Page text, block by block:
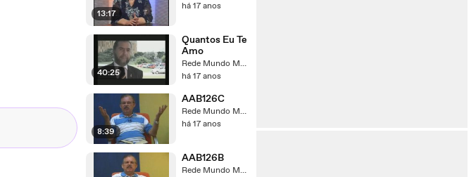
13:17
há 17 anos
40:25
Quantos Eu Te
Amo
Rede Mundo Maior
há 17 anos
8:39
AAB126C
Rede Mundo Maior
há 17 anos
AAB126B
Rede Mundo Maior